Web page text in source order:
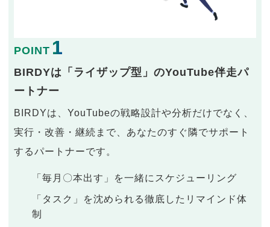
POINT 1
BIRDYは「ライザップ型」のYouTube伴走パ
ートナー
BIRDYは、YouTubeの戦略設計や分析だけでなく、
実行・改善・継続まで、あなたのすぐ隣でサポート
するパートナーです。
「毎月〇本出す」を一緒にスケジューリング
「タスク」を沈められる徹底したリマインド体
制